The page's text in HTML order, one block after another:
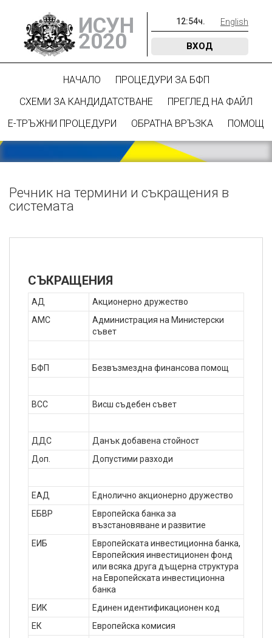
ИСУН
2020
12:54ч. English
ВХОД
НАЧАЛО
ПРОЦЕДУРИ ЗА БФП
СХЕМИ ЗА КАНДИДАТСТВАНЕ
ПРЕГЛЕД НА ФАЙЛ
Е-ТРЪЖНИ ПРОЦЕДУРИ
ОБРАТНА ВРЪЗКА ПОМОЩ
Речник на термини и съкращения в
системата
СЪКРАЩЕНИЯ
АД
Акционерно дружество
АМС
Администрация на Министерски
съвет
БФП Безвъзмездна финансова помощ
ВСС Висш съдебен съвет
ДДС
Данък добавена стойност
Доп.
Допустими разходи
ЕАД
Еднолично акционерно дружество
ЕБВР
Европейска банка за
възстановяване и развитие
ЕИБ
Европейската инвестиционна банка,
Европейския инвестиционен фонд
или всяка друга дъщерна структура
на Европейската инвестиционна
банка
ЕИК
Единен идентификационен код
ЕК
Европейска комисия